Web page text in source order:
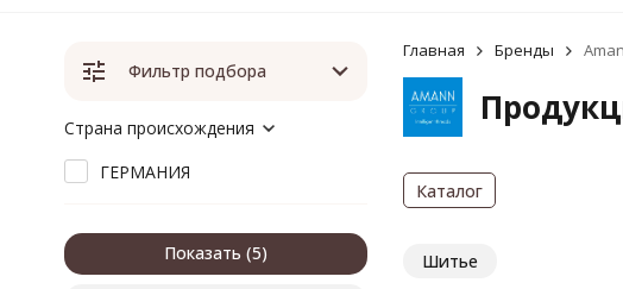
Главная Бренды
Каталог
Шитье
Фильтр подбора
Страна происхождения
ГЕРМАНИЯ
Показать